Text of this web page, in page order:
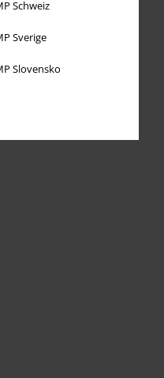
Schweiz
Sverige
Slovensko